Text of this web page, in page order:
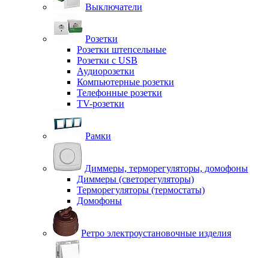
Выключатели
Розетки
Розетки штепсельные
Розетки с USB
Аудиорозетки
Компьютерные розетки
Телефонные розетки
TV-розетки
Рамки
Диммеры, терморегуляторы, домофоны
Диммеры (светорегуляторы)
Терморегуляторы (термостаты)
Домофоны
Ретро электроустановочные изделия